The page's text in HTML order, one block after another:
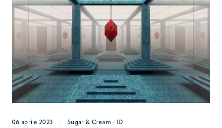
06 aprile 2023 Sugar & Cream - ID